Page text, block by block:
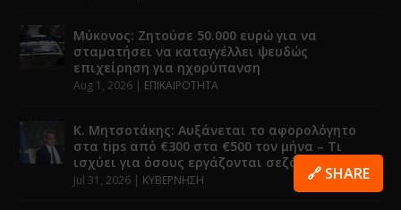
Μύκονος: Ζητούσε 50.000 ευρώ για να
σταματήσει να καταγγέλλει ψευδώς
επιχείρηση για ηχορύπανση
Aug 1, 2026 | ΕΠΙΚΑΙΡΟΤΗΤΑ
Κ. Μητσοτάκης: Αυξάνεται το αφορολόγητο
στα tips από €300 στα €500 τον μήνα – Τι
ισχύει για όσους εργάζονται σεζόν
Jul 31, 2026 | ΚΥΒΕΡΝΗΣΗ 🔗 SHARE